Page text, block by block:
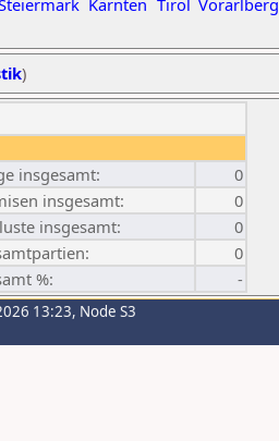
Kärnten Tirol Vorarlberg
)
insgesamt:
0
insgesamt:
0
insgesamt:
0
0
%: -
13:23, Node S3